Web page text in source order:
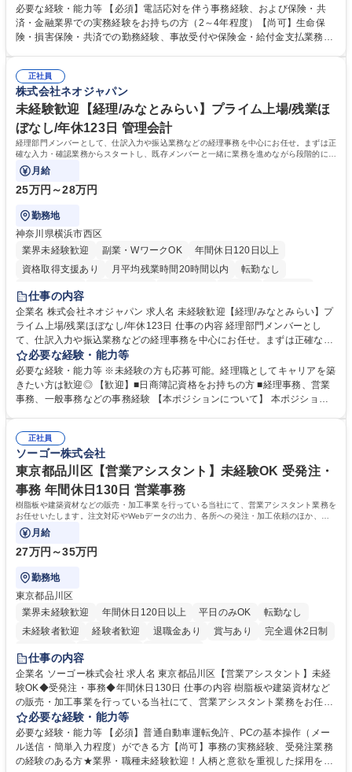
い合わせ電話対応や書類発送等を担当します。 ■共済金請求書類の受付、
内容確認、および共済金支払に関する審査・事務処理業務全般を担当 ■専
用システムへのデータ入力、各種必要書類の作成・発送作業 ■加入者様や
指定する業務 募集職種 横浜市【共済金支払事務】金融保険業界経験歓迎/
各種手当充実/転勤無
必要な経験・能力等 【必須】電話応対を伴う事務経験、および保険・共
済・金融業界での実務経験をお持ちの方（2～4年程度）【尚可】生命保
険・損害保険・共済での勤務経験、事故受付や保険金・給付金支払業務経
務へのキャリアチェンジ希望者も大歓迎です！ 学歴・資格 学歴：大学院
大学 高専 短大 専修学校 高校 語学力： 資格：
正社員
株式会社ネオジャパン
未経験歓迎【経理/みなとみらい】プライム上場/残業ほ
ぼなし/年休123日 管理会計
経理部門メンバーとして、仕訳入力や振込業務などの経理事務を中心にお任せ。まずは正
確な入力・確認業務からスタートし、既存メンバーと一緒に業務を進めながら段階的に経
理知識を身につけていただきます。
月給
25万円～28万円
勤務地
神奈川県横浜市西区
業界未経験歓迎
副業・WワークOK
年間休日120日以上
資格取得支援あり
月平均残業時間20時間以内
転勤なし
未経験者歓迎
完全週休2日制
交通費支給 駅近5分以内 土日祝休み
服装自由
寮・社宅あり
仕事の内容
企業名 株式会社ネオジャパン 求人名 未経験歓迎【経理/みなとみらい】プ
ライム上場/残業ほぼなし/年休123日 仕事の内容 経理部門メンバーとし
て、仕訳入力や振込業務などの経理事務を中心にお任せ。まずは正確な入
力・確認業務からスタートし、既存メンバーと一緒に業務を進めながら段
階的に経理知識を身につけていただきます。 【具体的には】 ■社内稟議に
基づく仕訳入力 ■月末の振込業務 ■明細作成 ■伝票処理、記帳業務 ■既存
メンバーの業務サポート 【将来的には】 ■月次決算補助 ■四半期・年次決
想定です。 募集職種 未経験歓迎【経理/みなとみらい】プライム上場/残業
ほぼなし/年休123日
必要な経験・能力等
必要な経験・能力等 ※未経験の方も応募可能。経理職としてキャリアを築
きたい方は歓迎◎ 【歓迎】■日商簿記資格をお持ちの方 ■経理事務、営業
事務、一般事務などの事務経験 【本ポジションについて】 本ポジション
当し、3～5年をかけて月次決算・四半期決算・開示資料作成補助などへス
テップアップできます。また、残業は通常月ほぼなく、決算月でも10時間
未満のため、無理なく経理として専門性を身につけられる環境です。 学
歴・資格 学歴：大学院 大学 高専 短大 専修学校 高校 語学力： 資格：日商
簿記検定1級 日商簿記検定2級
正社員
ソーゴー株式会社
東京都品川区【営業アシスタント】未経験OK 受発注・
事務 年間休日130日 営業事務
樹脂板や建築資材などの販売・加工事業を行っている当社にて、営業アシスタント業務を
お任せいたします。注文対応やWebデータの出力、各所への発注・加工依頼のほか、電
話・メール対応等の事務業務を担当します。
月給
27万円～35万円
勤務地
東京都品川区
業界未経験歓迎
年間休日120日以上 平日のみOK
転勤なし
未経験者歓迎
経験者歓迎 退職金あり 賞与あり
完全週休2日制
交通費支給
仕事の内容
企業名 ソーゴー株式会社 求人名 東京都品川区【営業アシスタント】未経
験OK◆受発注・事務◆年間休日130日 仕事の内容 樹脂板や建築資材など
の販売・加工事業を行っている当社にて、営業アシスタント業務をお任せ
いたします。注文対応やWebデータの出力、各所への発注・加工依頼のほ
か、電話・メール対応等の事務業務を担当します。 ■受注・発注業務：FA
Xによる注文対応、Web発注データのプリントアウト、各仕入先・協力会
社への発注および加工依頼等 ■納品書・請求書の作成および発送手配 ■商
必要な経験・能力等
必要な経験・能力等 【必須】普通自動車運転免許、PCの基本操作（メー
ル送信・簡単入力程度）ができる方【尚可】事務の実務経験、受発注業務
の経験のある方★業界・職種未経験歓迎！人柄と意欲を重視した採用を行